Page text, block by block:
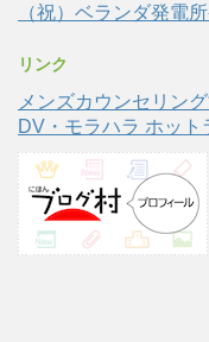
（祝）ベランダ発電
リンク
メンズカウンセリン
DV・モラハラ ホット